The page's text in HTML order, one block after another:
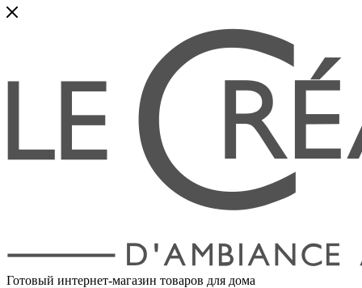
Готовый интернет-магазин товаров для дома